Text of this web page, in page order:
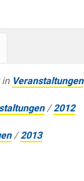
in Veranstaltungen
/2012
/2013